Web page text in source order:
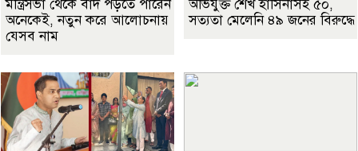
মন্ত্রিসভা থেকে বাদ পড়তে পারেন
অনেকেই, নতুন করে আলোচনায়
যেসব নাম
অভিযুক্ত শেখ হাসিনাসহ ৫০,
সত্যতা মেলেনি ৪৯ জনের বিরুদ্ধে